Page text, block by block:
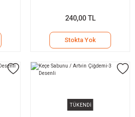
240,00 TL
Stokta Yok
TÜKENDİ